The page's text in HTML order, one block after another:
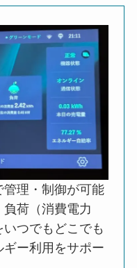
理・制御が可能
荷（消費電力
つでもどこでも
ー利用をサポー